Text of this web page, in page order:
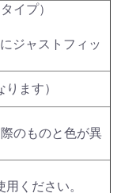
イプ）
ジャストフィッ
ます）
のものと色が異
ください。